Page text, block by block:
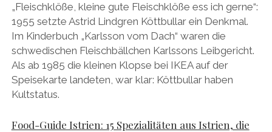
„Fleischklöße, kleine gute Fleischklöße ess ich gerne“:
1955 setzte Astrid Lindgren Köttbullar ein Denkmal.
Im Kinderbuch „Karlsson vom Dach“ waren die
schwedischen Fleischbällchen Karlssons Leibgericht.
Als ab 1985 die kleinen Klopse bei IKEA auf der
Speisekarte landeten, war klar: Köttbullar haben
Kultstatus.
Food-Guide Istrien: 15 Spezialitäten aus Istrien, die